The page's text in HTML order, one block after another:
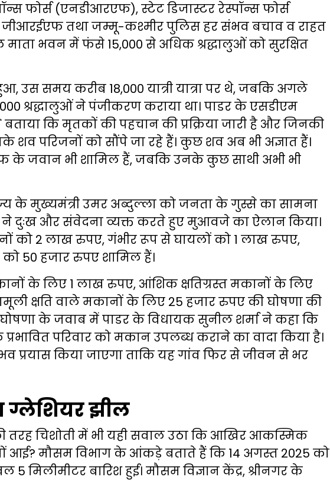
फोर्स (एनडीआरएफ), स्टेट डिजास्टर रेस्पॉन्स फोर्स
तथा जम्मू-कश्मीर पुलिस हर संभव बचाव व राहत
भवन में फंसे 15,000 से अधिक श्रद्धालुओं को सुरक्षित
उस समय करीब 18,000 यात्री यात्रा पर थे, जबकि अगले
श्रद्धालुओं ने पंजीकरण कराया था। पाडर के एसडीएम
कि मृतकों की पहचान की प्रक्रिया जारी है और जिनकी
शव परिजनों को सौंपे जा रहे हैं। कुछ शव अब भी अज्ञात हैं।
जवान भी शामिल हैं, जबकि उनके कुछ साथी अभी भी
के मुख्यमंत्री उमर अब्दुल्ला को जनता के गुस्से का सामना
ने दुःख और संवेदना व्यक्त करते हुए मुआवजे का ऐलान किया।
को 2 लाख रुपए, गंभीर रूप से घायलों को 1 लाख रुपए,
50 हजार रुपए शामिल हैं।
के लिए 1 लाख रुपए, आंशिक क्षतिग्रस्त मकानों के लिए
क्षति वाले मकानों के लिए 25 हजार रुपए की घोषणा की
घोषणा के जवाब में पाडर के विधायक सुनील शर्मा ने कहा कि
परिवार को मकान उपलब्ध कराने का वादा किया है।
प्रयास किया जाएगा ताकि यह गांव फिर से जीवन से भर
ग्लेशियर झील
तरह चिशोती में भी यही सवाल उठा कि आखिर आकस्मिक
आई? मौसम विभाग के आंकड़े बताते हैं कि 14 अगस्त 2025 को
मिलीमीटर बारिश हुई। मौसम विज्ञान केंद्र, श्रीनगर के